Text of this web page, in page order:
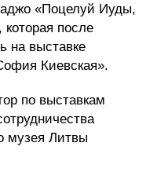
«Поцелуй Иуды,
после
на выставке
Киевская».
по выставкам
музея Литвы